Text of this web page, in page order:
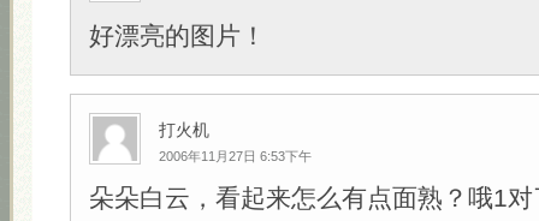
好漂亮的图片！
打火机
2006年11月27日 6:53下午
朵朵白云，看起来怎么有点面熟？哦1